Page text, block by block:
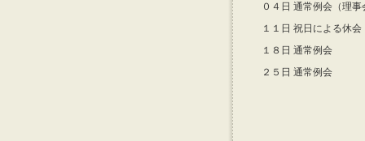
０４日 通常例会（理事
１１日 祝日による休会
１８日 通常例会
２５日 通常例会